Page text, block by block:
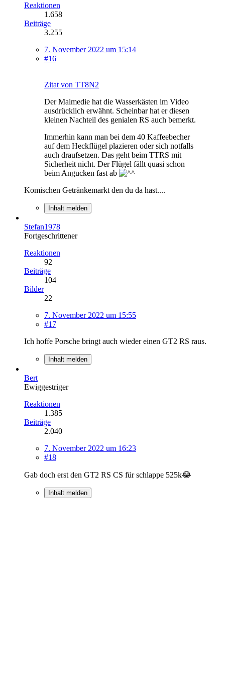
Reaktionen
1.658
Beiträge
3.255
7. November 2022 um 15:14
#16
Zitat von TT8N2
Der Malmedie hat die Wasserkästen im Video
ausdrücklich erwähnt. Scheinbar hat er diesen
kleinen Nachteil des genialen RS auch bemerkt.
Immerhin kann man bei dem 40 Kaffeebecher
auf dem Heckflügel plazieren oder sich notfalls
auch draufsetzen. Das geht beim TTRS mit
Sicherheit nicht. Der Flügel fällt quasi schon
beim Angucken fast ab
Komischen Getränkemarkt den du da hast....
Inhalt melden
Stefan1978
Fortgeschrittener
Reaktionen
92
Beiträge
104
Bilder
22
7. November 2022 um 15:55
#17
Ich hoffe Porsche bringt auch wieder einen GT2 RS raus.
Inhalt melden
Bert
Ewiggestriger
Reaktionen
1.385
Beiträge
2.040
7. November 2022 um 16:23
#18
Gab doch erst den GT2 RS CS für schlappe 525k😂
Inhalt melden